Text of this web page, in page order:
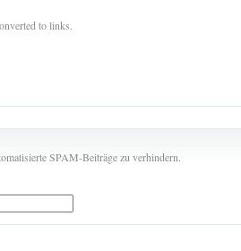
to links.
SPAM-Beiträge zu verhindern.